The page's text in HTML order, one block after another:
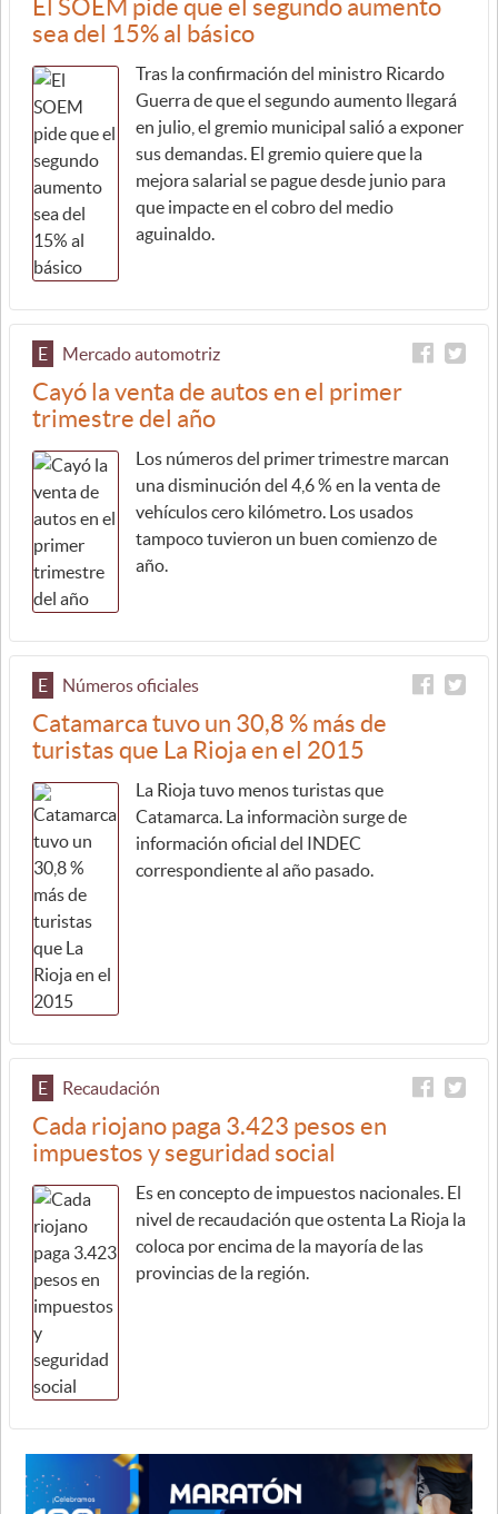
El SOEM pide que el segundo aumento
sea del 15% al básico
Tras la confirmación del ministro Ricardo
Guerra de que el segundo aumento llegará
en julio, el gremio municipal salió a exponer
sus demandas. El gremio quiere que la
mejora salarial se pague desde junio para
que impacte en el cobro del medio
aguinaldo.
E Mercado automotriz
Cayó la venta de autos en el primer
trimestre del año
Los números del primer trimestre marcan
una disminución del 4,6 % en la venta de
vehículos cero kilómetro. Los usados
tampoco tuvieron un buen comienzo de
año.
E Números oficiales
Catamarca tuvo un 30,8 % más de
turistas que La Rioja en el 2015
La Rioja tuvo menos turistas que
Catamarca. La informaciòn surge de
información oficial del INDEC
correspondiente al año pasado.
E Recaudación
Cada riojano paga 3.423 pesos en
impuestos y seguridad social
Es en concepto de impuestos nacionales. El
nivel de recaudación que ostenta La Rioja la
coloca por encima de la mayoría de las
provincias de la región.